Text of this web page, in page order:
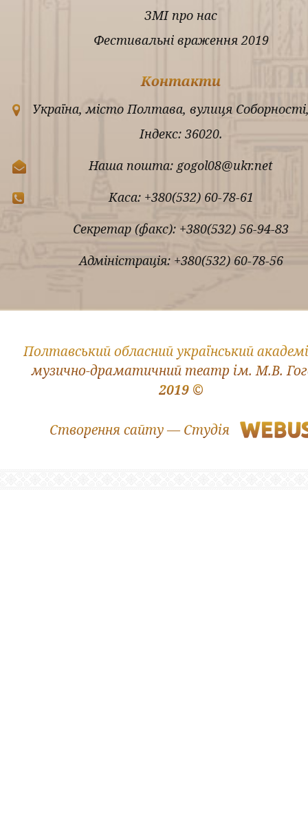
ЗМІ про нас
Фестивальні враження 2019
Контакти
Україна, місто Полтава, вулиця
Індекс: 36020.
Наша пошта: gogol08@ukr.net
Каса: +380(532) 60-78-61
Секретар (факс): +380(532) 56-94-83
Адміністрація: +380(532) 60-78-56
2019 ©
Полтавський обласний український
музично-драматичний театр ім. М.В.
Створення сайту — Студія